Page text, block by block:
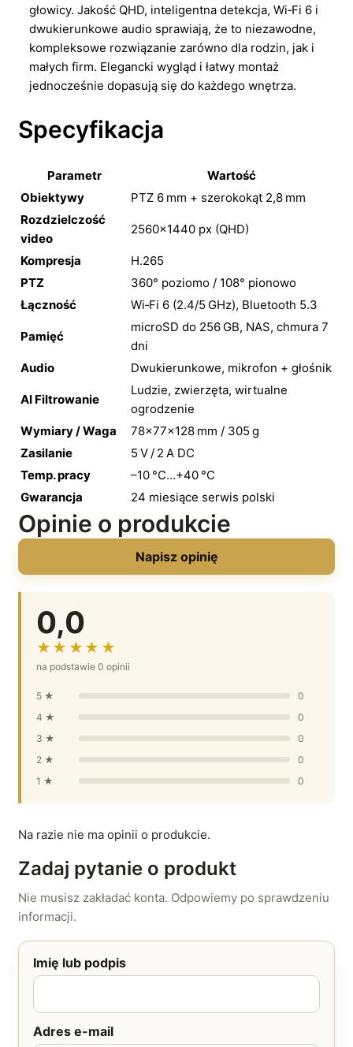
głowicy. Jakość QHD, inteligentna detekcja, Wi‑Fi 6 i
dwukierunkowe audio sprawiają, że to niezawodne,
kompleksowe rozwiązanie zarówno dla rodzin, jak i
małych firm. Elegancki wygląd i łatwy montaż
jednocześnie dopasują się do każdego wnętrza.
Specyfikacja
Parametr
Wartość
Obiektywy
PTZ 6 mm + szerokokąt 2,8 mm
Rozdzielczość
video
2560×1440 px (QHD)
Kompresja
H.265
PTZ
360° poziomo / 108° pionowo
Łączność
Wi‑Fi 6 (2.4/5 GHz), Bluetooth 5.3
Pamięć
microSD do 256 GB, NAS, chmura 7
dni
Audio
Dwukierunkowe, mikrofon + głośnik
AI Filtrowanie
Ludzie, zwierzęta, wirtualne
ogrodzenie
Wymiary / Waga
78×77×128 mm / 305 g
Zasilanie
5 V / 2 A DC
Temp. pracy
–10 °C…+40 °C
Gwarancja
24 miesiące serwis polski
Opinie o produkcie
Napisz opinię
0,0
★★★★★
na podstawie 0 opinii
5 ★
0
4 ★
0
3 ★
0
2 ★
0
1 ★
0
Na razie nie ma opinii o produkcie.
Zadaj pytanie o produkt
Nie musisz zakładać konta. Odpowiemy po sprawdzeniu
informacji.
Imię lub podpis
Adres e-mail